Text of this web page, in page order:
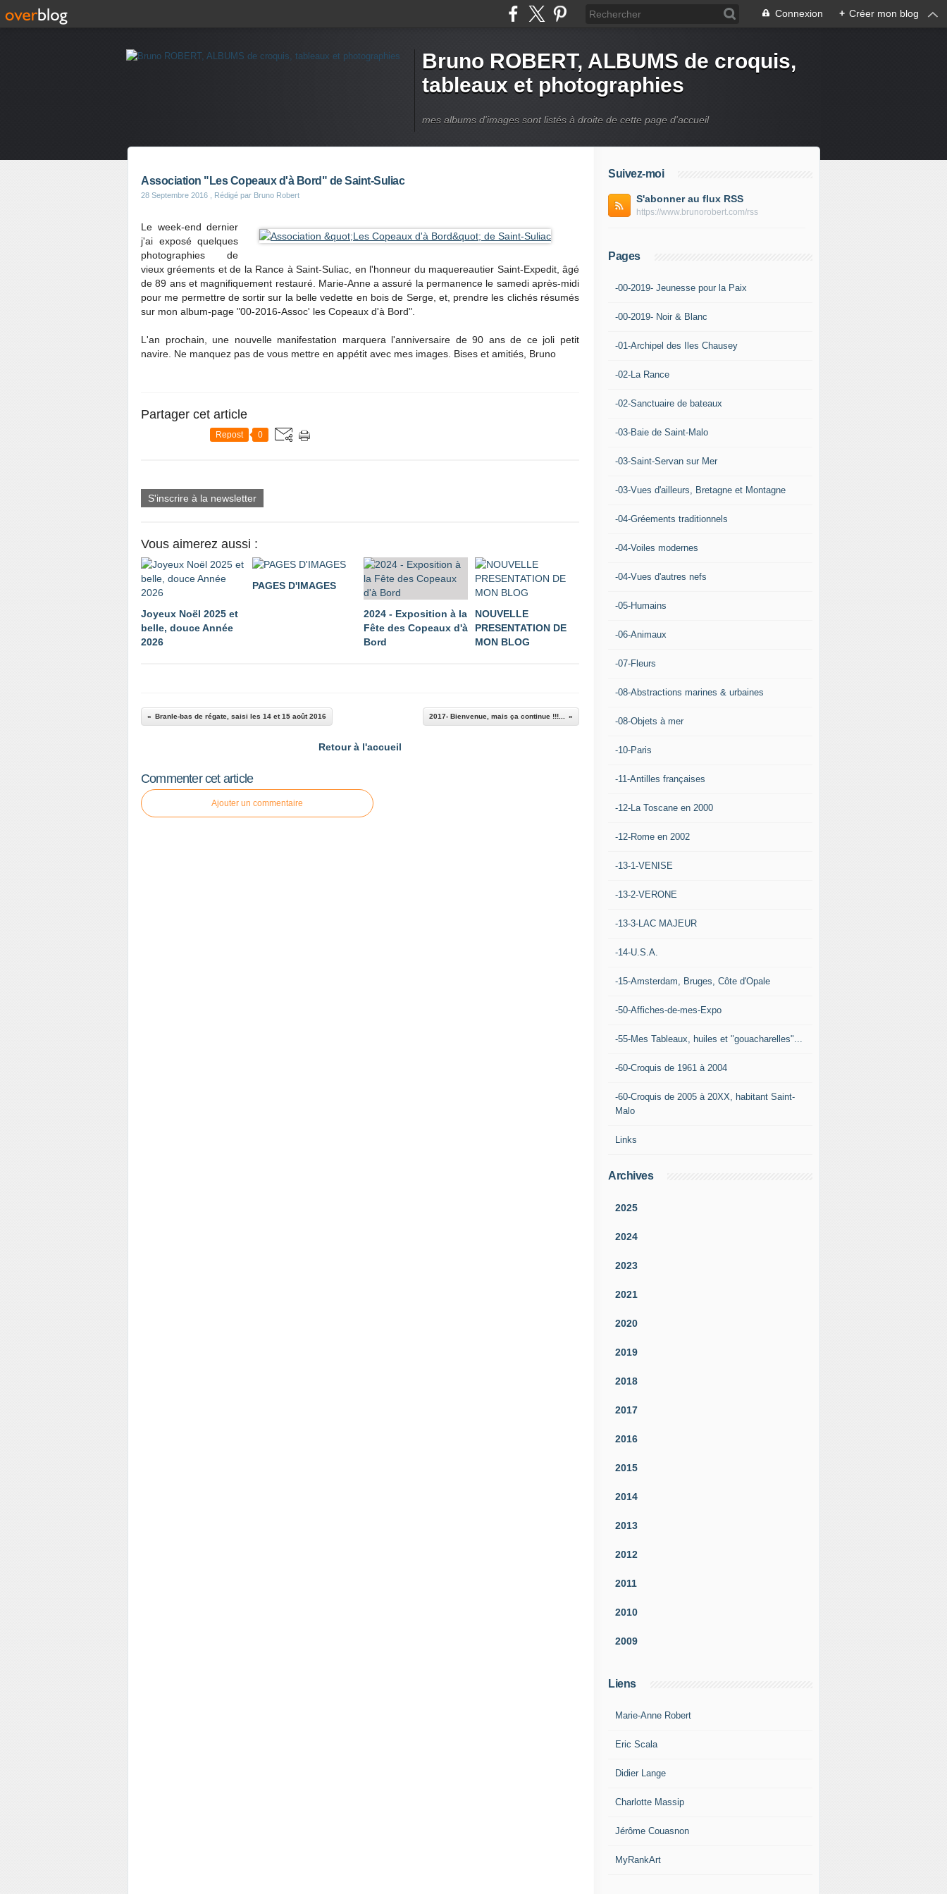
Connexion + Créer mon blog
Bruno ROBERT, ALBUMS de croquis,
tableaux et photographies
mes albums d'images sont listés à droite de cette page d'accueil
Association "Les Copeaux d'à Bord" de Saint-Suliac
28 Septembre 2016 , Rédigé par Bruno Robert
Le week-end dernier
j'ai exposé quelques
photographies de
vieux gréements et de la Rance à Saint-Suliac, en l'honneur du maquereautier Saint-Expedit, âgé
de 89 ans et magnifiquement restauré. Marie-Anne a assuré la permanence le samedi après-midi
pour me permettre de sortir sur la belle vedette en bois de Serge, et, prendre les clichés résumés
sur mon album-page "00-2016-Assoc' les Copeaux d'à Bord".
L'an prochain, une nouvelle manifestation marquera l'anniversaire de 90 ans de ce joli petit
navire. Ne manquez pas de vous mettre en appétit avec mes images. Bises et amitiés, Bruno
Partager cet article
Repost 0
S'inscrire à la newsletter
Vous aimerez aussi :
Joyeux Noël 2025 et
belle, douce Année
2026
PAGES D'IMAGES
2024 - Exposition à la
Fête des Copeaux d'à
Bord
NOUVELLE
PRESENTATION DE
MON BLOG
Branle-bas de régate, saisi les 14 et 15 août 2016 2017- Bienvenue, mais ça continue !!!...
Retour à l'accueil
Commenter cet article
Ajouter un commentaire
Suivez-moi
S'abonner au flux RSS
https://www.brunorobert.com/rss
Pages
-00-2019- Jeunesse pour la Paix
-00-2019- Noir & Blanc
-01-Archipel des Iles Chausey
-02-La Rance
-02-Sanctuaire de bateaux
-03-Baie de Saint-Malo
-03-Saint-Servan sur Mer
-03-Vues d'ailleurs, Bretagne et Montagne
-04-Gréements traditionnels
-04-Voiles modernes
-04-Vues d'autres nefs
-05-Humains
-06-Animaux
-07-Fleurs
-08-Abstractions marines & urbaines
-08-Objets à mer
-10-Paris
-11-Antilles françaises
-12-La Toscane en 2000
-12-Rome en 2002
-13-1-VENISE
-13-2-VERONE
-13-3-LAC MAJEUR
-14-U.S.A.
-15-Amsterdam, Bruges, Côte d'Opale
-50-Affiches-de-mes-Expo
-55-Mes Tableaux, huiles et "gouacharelles"...
-60-Croquis de 1961 à 2004
-60-Croquis de 2005 à 20XX, habitant Saint-
Malo
Links
Archives
2025
2024
2023
2021
2020
2019
2018
2017
2016
2015
2014
2013
2012
2011
2010
2009
Liens
Marie-Anne Robert
Eric Scala
Didier Lange
Charlotte Massip
Jérôme Couasnon
MyRankArt